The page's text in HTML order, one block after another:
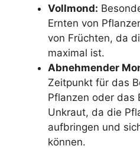
Vollmond:
Ernten von
von Früchten, da
maximal ist.
Abnehmender
Zeitpunkt für das
Pflanzen oder das
Unkraut, da die
aufbringen und
können.